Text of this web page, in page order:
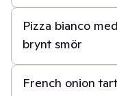
Pizza bianco
brynt smör
20 min
French onion tart
1 t